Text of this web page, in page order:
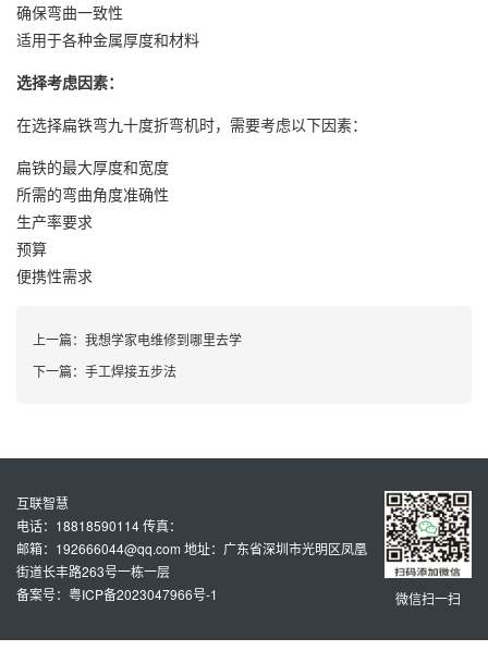
确保弯曲一致性
适用于各种金属厚度和材料
选择考虑因素：
在选择扁铁弯九十度折弯机时，需要考虑以下因素：
扁铁的最大厚度和宽度
所需的弯曲角度准确性
生产率要求
预算
便携性需求
上一篇： 我想学家电维修到哪里去学
下一篇： 手工焊接五步法
微信扫一扫
互联智慧
电话：18818590114 传真：
邮箱：192666044@qq.com 地址：广东省深圳市光明区凤凰
街道长丰路263号一栋一层
备案号：粤ICP备2023047966号-1